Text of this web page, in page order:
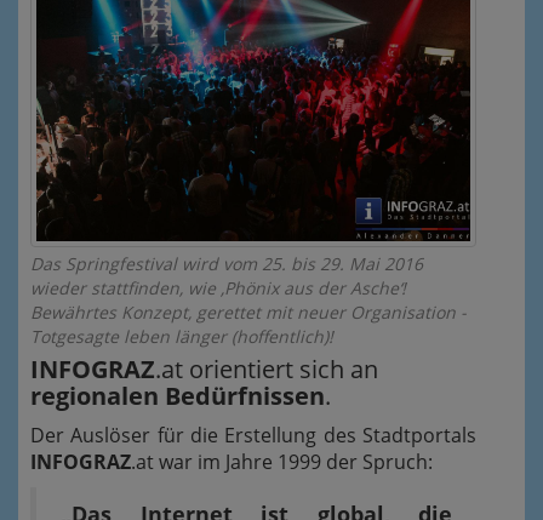
Das Springfestival wird vom 25. bis 29. Mai 2016
wieder stattfinden, wie ‚Phönix aus der Asche‘!
Bewährtes Konzept, gerettet mit neuer Organisation -
Totgesagte leben länger (hoffentlich)!
INFOGRAZ.at orientiert sich an
regionalen Bedürfnissen.
Der Auslöser für die Erstellung des Stadtportals
INFOGRAZ.at war im Jahre 1999 der Spruch:
„Das Internet ist global, die